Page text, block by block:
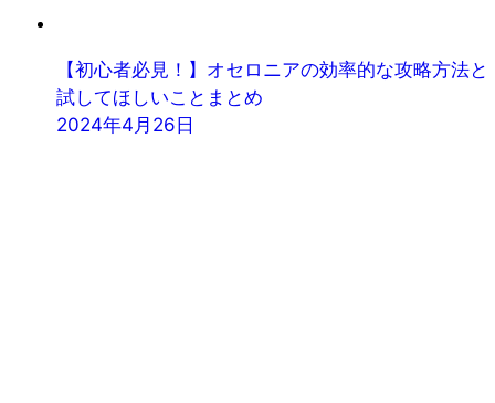
【初心者必見！】オセロニアの効率的な攻略方法と
試してほしいことまとめ
2024年4月26日